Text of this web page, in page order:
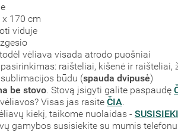
170 cm
viduje
vėliava visada atrodo puošniai
raišteliai, kišenė ir raišteliai,
būdu (spauda dvipusė)
be stovo. Stovą įsigyti galite paspaudę
Visas jas rasite ČIA.
kiekį, taikome nuolaidas -
gamybos susisiekite su mumis telefonu